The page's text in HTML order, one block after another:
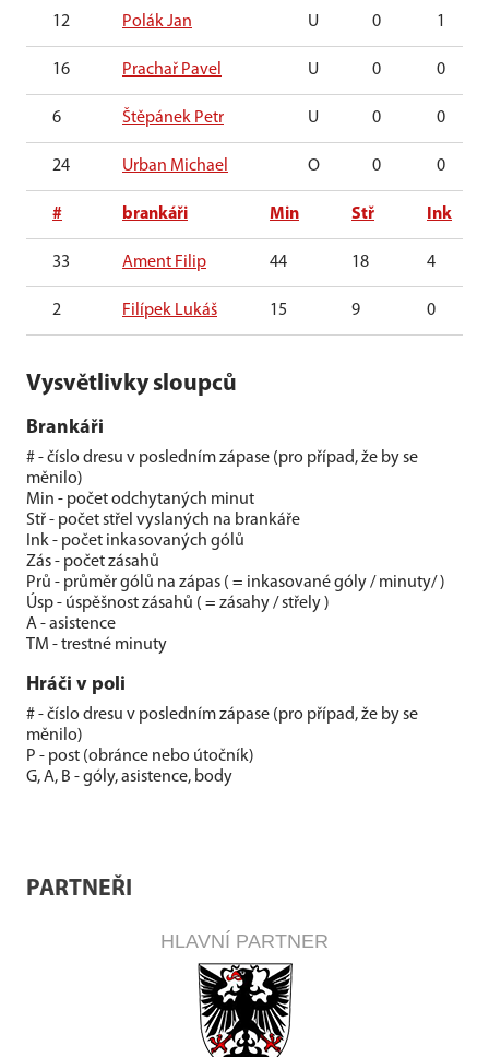
12 Polák Jan U 0 1
16 Prachař Pavel U 0 0
6 Štěpánek Petr U 0 0
24 Urban Michael O 0 0
# brankáři Min Stř Ink
33 Ament Filip 44 18 4
2 Filípek Lukáš 15 9 0
Vysvětlivky sloupců
Brankáři
# - číslo dresu v posledním zápase (pro případ, že by se
měnilo)
Min - počet odchytaných minut
Stř - počet střel vyslaných na brankáře
Ink - počet inkasovaných gólů
Zás - počet zásahů
Prů - průměr gólů na zápas ( = inkasované góly / minuty/ )
Úsp - úspěšnost zásahů ( = zásahy / střely )
A - asistence
TM - trestné minuty
Hráči v poli
# - číslo dresu v posledním zápase (pro případ, že by se
měnilo)
P - post (obránce nebo útočník)
G, A, B - góly, asistence, body
PARTNEŘI
HLAVNÍ PARTNER